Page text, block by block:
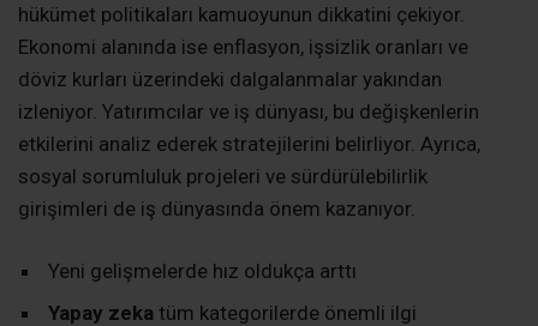
hükümet politikaları kamuoyunun dikkatini çekiyor.
Ekonomi alanında ise enflasyon, işsizlik oranları ve
döviz kurları üzerindeki dalgalanmalar yakından
izleniyor. Yatırımcılar ve iş dünyası, bu değişkenlerin
etkilerini analiz ederek stratejilerini belirliyor. Ayrıca,
sosyal sorumluluk projeleri ve sürdürülebilirlik
girişimleri de iş dünyasında önem kazanıyor.
Yeni gelişmelerde hız oldukça arttı
Yapay zeka tüm kategorilerde önemli ilgi